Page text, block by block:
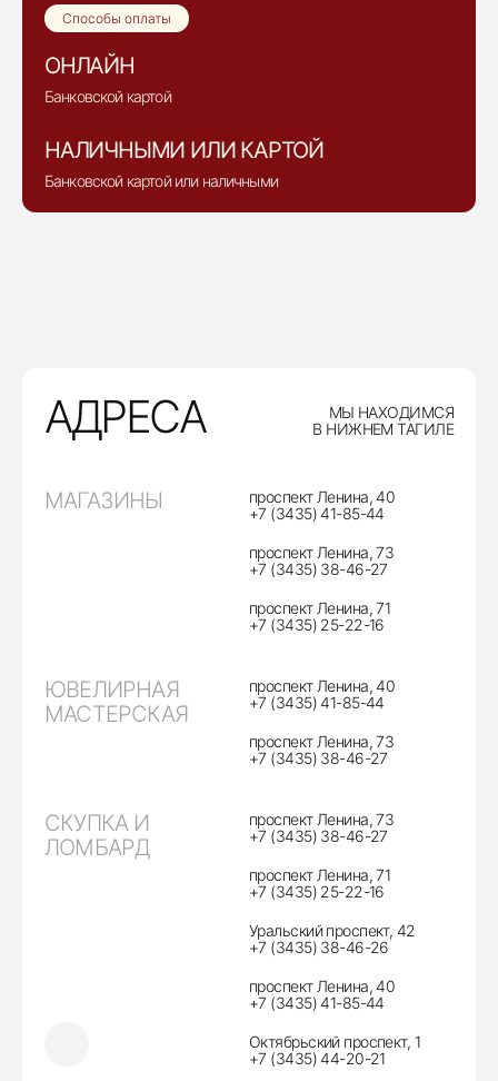
Способы оплаты
ОНЛАЙН
Банковской картой
НАЛИЧНЫМИ ИЛИ КАРТОЙ
Банковской картой или наличными
АДРЕСА
МЫ НАХОДИМСЯ
В НИЖНЕМ ТАГИЛЕ
МАГАЗИНЫ
проспект Ленина, 40
+7 (3435) 41-85-44
проспект Ленина, 73
+7 (3435) 38-46-27
проспект Ленина, 71
+7 (3435) 25-22-16
ЮВЕЛИРНАЯ
МАСТЕРСКАЯ
проспект Ленина, 40
+7 (3435) 41-85-44
проспект Ленина, 73
+7 (3435) 38-46-27
СКУПКА И
ЛОМБАРД
проспект Ленина, 73
+7 (3435) 38-46-27
проспект Ленина, 71
+7 (3435) 25-22-16
Уральский проспект, 42
+7 (3435) 38-46-26
проспект Ленина, 40
+7 (3435) 41-85-44
Октябрьский проспект, 1
+7 (3435) 44-20-21